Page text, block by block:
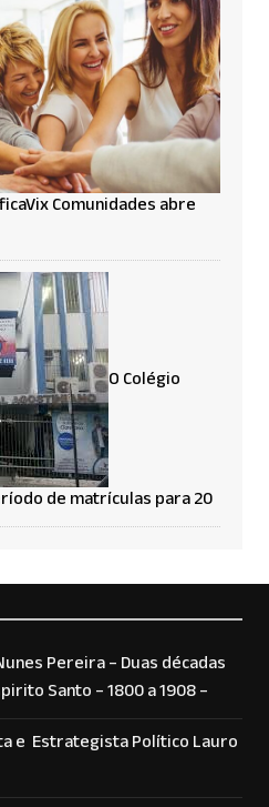
Comunidades abre
O Colégio
de matrículas para 20
Pereira – Duas décadas
Santo – 1800 a 1908 –
e Estrategista Político Lauro